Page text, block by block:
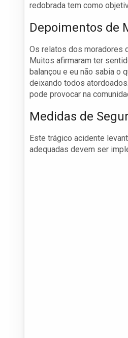
redobrada tem como
Depoimentos de
Os relatos dos moradores
Muitos afirmaram ter
balançou e eu não sabia o
deixando todos
pode provocar na
Medidas de
Este trágico acidente
adequadas devem ser